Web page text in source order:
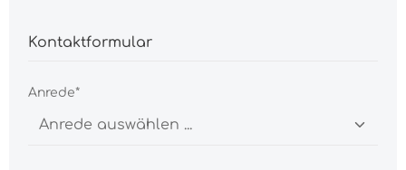
Kontaktformular
Anrede*